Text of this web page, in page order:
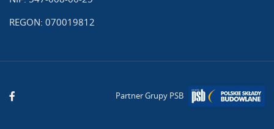
REGON: 070019812
Partner Grupy PSB